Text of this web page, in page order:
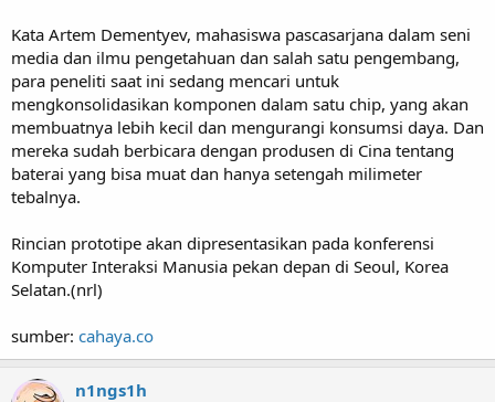
Kata Artem Dementyev, mahasiswa pascasarjana dalam seni
media dan ilmu pengetahuan dan salah satu pengembang,
para peneliti saat ini sedang mencari untuk
mengkonsolidasikan komponen dalam satu chip, yang akan
membuatnya lebih kecil dan mengurangi konsumsi daya. Dan
mereka sudah berbicara dengan produsen di Cina tentang
baterai yang bisa muat dan hanya setengah milimeter
tebalnya.
Rincian prototipe akan dipresentasikan pada konferensi
Komputer Interaksi Manusia pekan depan di Seoul, Korea
Selatan.(nrl)
sumber: cahaya.co
n1ngs1h